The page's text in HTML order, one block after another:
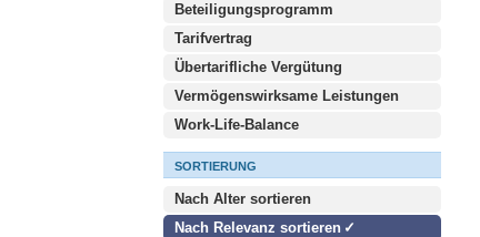
Beteiligungsprogramm
Tarifvertrag
Übertarifliche Vergütung
Vermögenswirksame Leistungen
Work-Life-Balance
SORTIERUNG
Nach Alter sortieren
Nach Relevanz sortieren